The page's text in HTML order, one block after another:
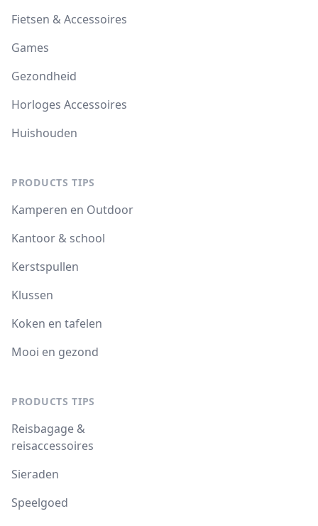
Fietsen & Accessoires
Games
Gezondheid
Horloges Accessoires
Huishouden
PRODUCTS TIPS
Kamperen en Outdoor
Kantoor & school
Kerstspullen
Klussen
Koken en tafelen
Mooi en gezond
PRODUCTS TIPS
Reisbagage &
reisaccessoires
Sieraden
Speelgoed